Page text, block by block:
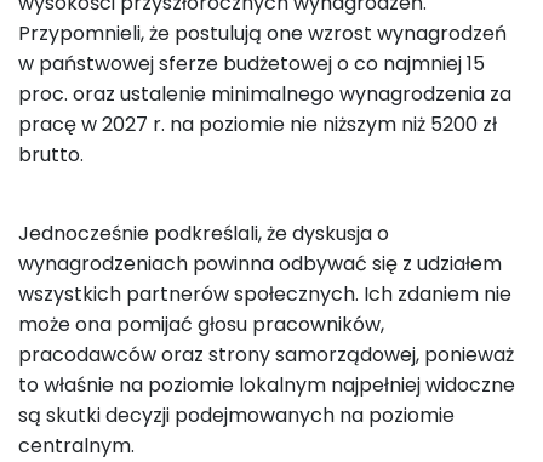
Przypomnieli, że postulują one wzrost wynagrodzeń
w państwowej sferze budżetowej o co najmniej 15
proc. oraz ustalenie minimalnego wynagrodzenia za
pracę w 2027 r. na poziomie nie niższym niż 5200 zł
brutto.
Jednocześnie podkreślali, że dyskusja o
wynagrodzeniach powinna odbywać się z udziałem
wszystkich partnerów społecznych. Ich zdaniem nie
może ona pomijać głosu pracowników,
pracodawców oraz strony samorządowej, ponieważ
to właśnie na poziomie lokalnym najpełniej widoczne
są skutki decyzji podejmowanych na poziomie
centralnym.